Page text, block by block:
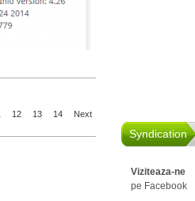
12 13 14 Next
Syndication
Viziteaza-ne
pe Facebook